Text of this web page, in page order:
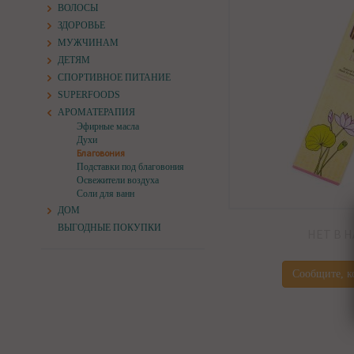
ВОЛОСЫ
ЗДОРОВЬЕ
МУЖЧИНАМ
ДЕТЯМ
СПОРТИВНОЕ ПИТАНИЕ
SUPERFOODS
АРОМАТЕРАПИЯ
Эфирные масла
Духи
Благовония
Подставки под благовония
Освежители воздуха
Соли для ванн
ДОМ
ВЫГОДНЫЕ ПОКУПКИ
Сообщите,